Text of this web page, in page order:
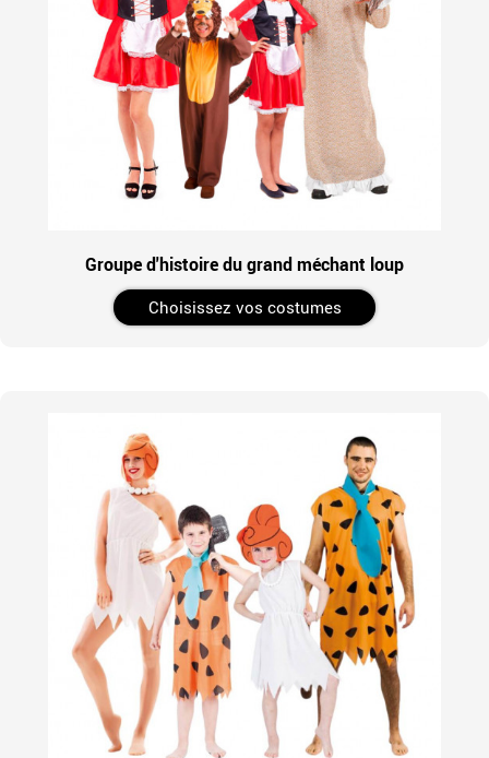
Groupe d'histoire du grand méchant loup
Choisissez vos costumes